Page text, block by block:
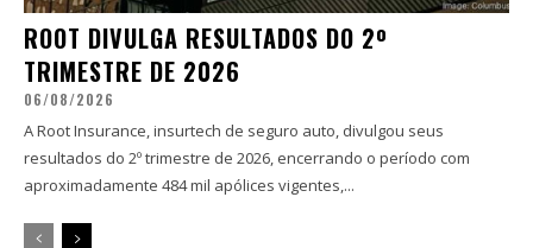
ROOT DIVULGA RESULTADOS DO 2º
TRIMESTRE DE 2026
06/08/2026
A Root Insurance, insurtech de seguro auto, divulgou seus
resultados do 2º trimestre de 2026, encerrando o período com
aproximadamente 484 mil apólices vigentes,...